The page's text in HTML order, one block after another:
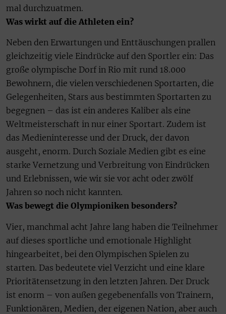
mal durchzuatmen.
Was wirkt auf die Athleten ein?
Neben den Erwartungen und Enttäuschungen prallen
gleichzeitig viele Eindrücke auf den Sportler ein: Das
große olympische Dorf in Rio mit rund 18.000
Bewohnern, die vielen verschiedenen Sportarten, die
Gelegenheiten, Stars aus bestimmten Sportarten zu
begegnen – das ist ein anderes Kaliber als eine
Weltmeisterschaft in nur einer Sportart. Zudem ist
das Medieninteresse und der Druck, der davon
ausgeht, enorm. Durch Soziale Medien gibt es eine
starke Vernetzung und Verbreitung von Eindrücken
und Erlebnissen, wie wir sie vor acht oder zwölf
Jahren so noch nicht kannten.
Was bewegt die Olympioniken besonders?
Vier, manchmal acht Jahre lang haben die Teilnehmer
auf dieses sportliche und emotionale Highlight
hingearbeitet, bei den Olympischen Spielen zu
starten. Das bedeutete viel Verzicht und eine klare
Prioritätensetzung in den letzten Jahren. Der Druck
ist enorm – von außen gegebenenfalls von Trainern,
Funktionären, Medien, der eigenen Nation, aber auch